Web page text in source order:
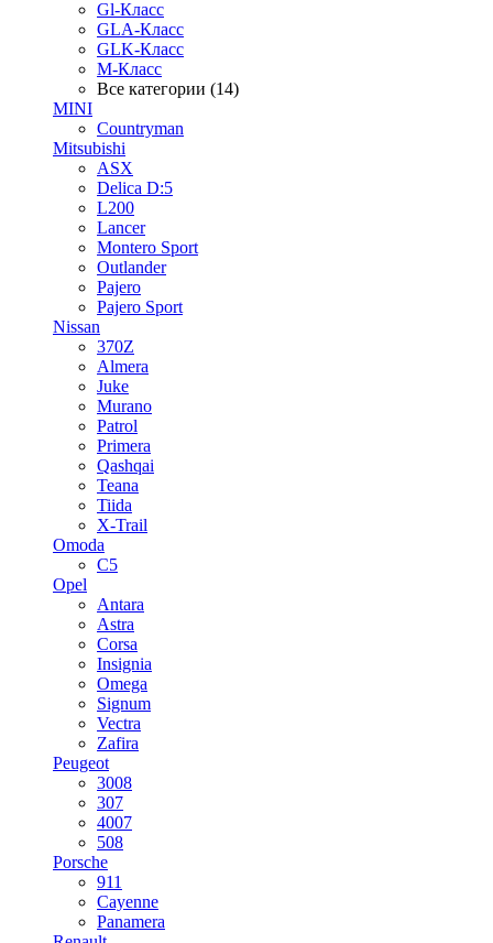
Gl-Класс
GLA-Класс
GLK-Класс
M-Класс
Все категории (14)
MINI
Countryman
Mitsubishi
ASX
Delica D:5
L200
Lancer
Montero Sport
Outlander
Pajero
Pajero Sport
Nissan
370Z
Almera
Juke
Murano
Patrol
Primera
Qashqai
Teana
Tiida
X-Trail
Omoda
C5
Opel
Antara
Astra
Corsa
Insignia
Omega
Signum
Vectra
Zafira
Peugeot
3008
307
4007
508
Porsche
911
Cayenne
Panamera